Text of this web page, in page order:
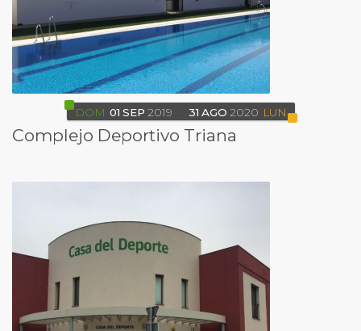
DOM 01 SEP 2019 31 AGO 2020 LUN
Complejo Deportivo Triana